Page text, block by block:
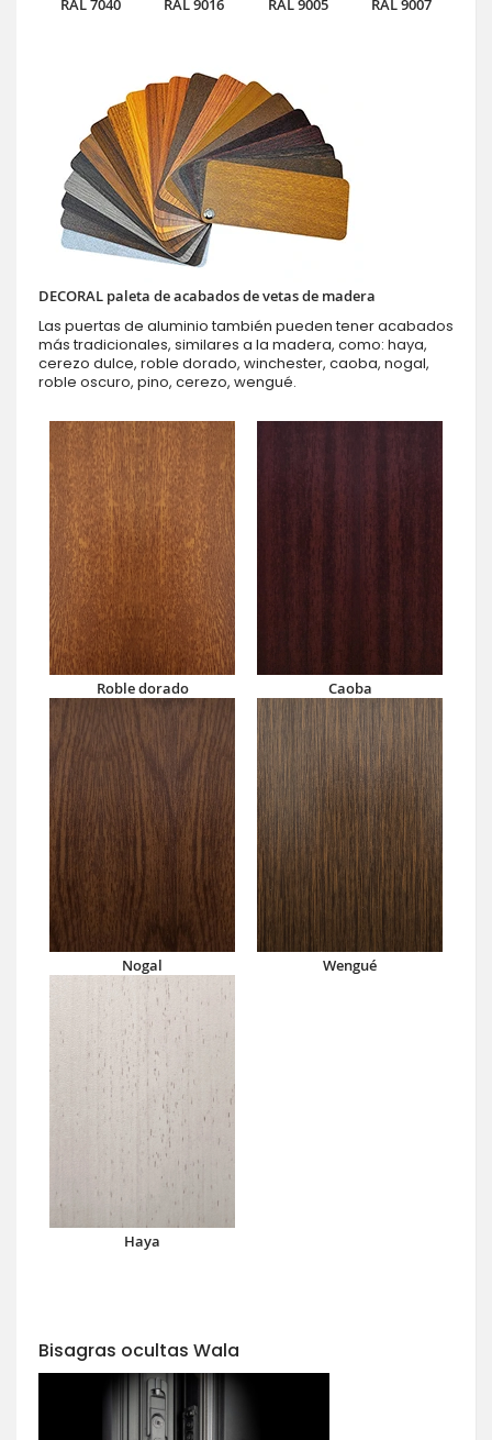
RAL 7040 RAL 9016 RAL 9005 RAL 9007
DECORAL paleta de acabados de vetas de madera
Las puertas de aluminio también pueden tener acabados
más tradicionales, similares a la madera, como: haya,
cerezo dulce, roble dorado, winchester, caoba, nogal,
roble oscuro, pino, cerezo, wengué.
Roble dorado Caoba
Nogal Wengué
Haya
Bisagras ocultas Wala